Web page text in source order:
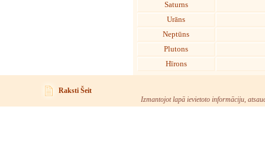
Saturns
Urāns
Neptūns
Plutons
Hīrons
Raksti Šeit
Izmantojot lapā ievietoto informāciju,